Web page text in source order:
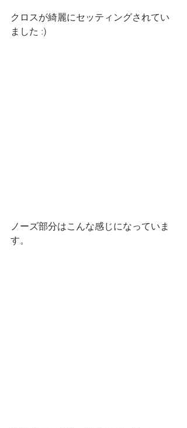
クロスが綺麗にセッティングされてい
ました :)
ノーズ部分はこんな感じになっていま
す。